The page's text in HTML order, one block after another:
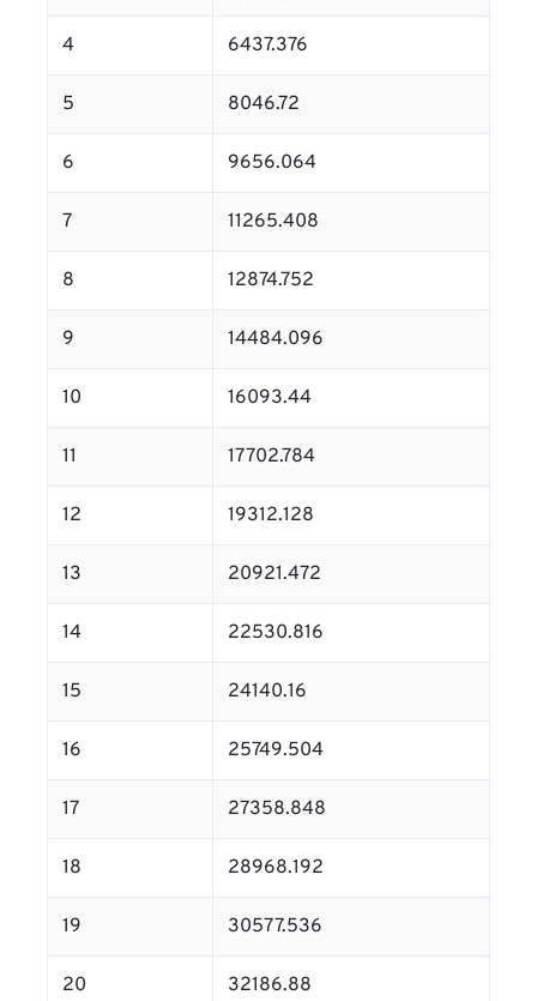
4 6437.376
5 8046.72
6 9656.064
7 11265.408
8 12874.752
9 14484.096
10 16093.44
11 17702.784
12 19312.128
13 20921.472
14 22530.816
15 24140.16
16 25749.504
17 27358.848
18 28968.192
19 30577.536
20 32186.88